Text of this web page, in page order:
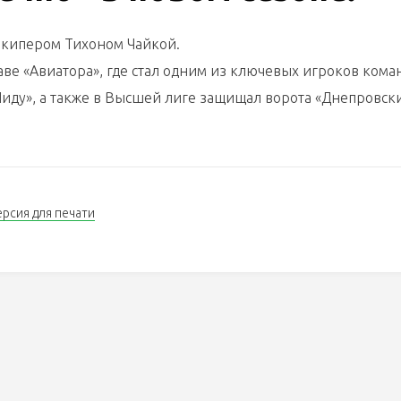
Тихоном Чайкой.
«Авиатора», где стал одним из ключевых игроков
а также в Высшей лиге защищал ворота
для печати